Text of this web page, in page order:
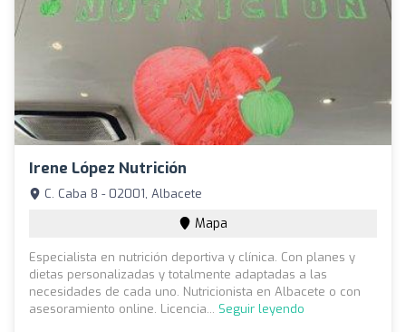
Irene López Nutrición
C. Caba 8 - 02001, Albacete
Mapa
Especialista en nutrición deportiva y clínica. Con planes y
dietas personalizadas y totalmente adaptadas a las
necesidades de cada uno. Nutricionista en Albacete o con
asesoramiento online. Licencia... Seguir leyendo